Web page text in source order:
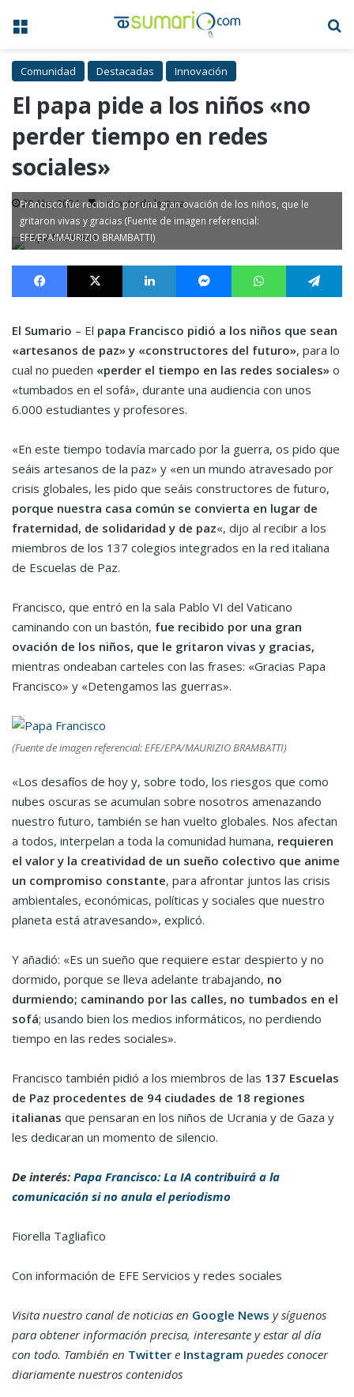
Menú
Comunidad Destacadas Innovación
El papa pide a los niños «no
perder tiempo en redes
sociales»
20 Abr, 2024 1 minuto de lectura
Francisco fue recibido por una gran ovación de los niños, que le
gritaron vivas y gracias (Fuente de imagen referencial:
EFE/EPA/MAURIZIO BRAMBATTI)
Facebook X LinkedIn MessengerWhatsApp
El Sumario – El papa Francisco pidió a los niños que sean
«artesanos de paz» y «constructores del futuro», para lo
cual no pueden «perder el tiempo en las redes sociales» o
«tumbados en el sofá», durante una audiencia con unos
6.000 estudiantes y profesores.
«En este tiempo todavía marcado por la guerra, os pido que
seáis artesanos de la paz» y «en un mundo atravesado por
crisis globales, les pido que seáis constructores de futuro,
porque nuestra casa común se convierta en lugar de
fraternidad, de solidaridad y de paz«, dijo al recibir a los
miembros de los 137 colegios integrados en la red italiana
de Escuelas de Paz.
Francisco, que entró en la sala Pablo VI del Vaticano
caminando con un bastón, fue recibido por una gran
ovación de los niños, que le gritaron vivas y gracias,
mientras ondeaban carteles con las frases: «Gracias Papa
Francisco» y «Detengamos las guerras».
(Fuente de imagen referencial: EFE/EPA/MAURIZIO BRAMBATTI)
«Los desafíos de hoy y, sobre todo, los riesgos que como
nubes oscuras se acumulan sobre nosotros amenazando
nuestro futuro, también se han vuelto globales. Nos afectan
a todos, interpelan a toda la comunidad humana, requieren
el valor y la creatividad de un sueño colectivo que anime
un compromiso constante, para afrontar juntos las crisis
ambientales, económicas, políticas y sociales que nuestro
planeta está atravesando», explicó.
Y añadió: «Es un sueño que requiere estar despierto y no
dormido, porque se lleva adelante trabajando, no
durmiendo; caminando por las calles, no tumbados en el
sofá; usando bien los medios informáticos, no perdiendo
tiempo en las redes sociales».
Francisco también pidió a los miembros de las 137 Escuelas
de Paz procedentes de 94 ciudades de 18 regiones
italianas que pensaran en los niños de Ucrania y de Gaza y
les dedicaran un momento de silencio.
De interés: Papa Francisco: La IA contribuirá a la
comunicación si no anula el periodismo
Fiorella Tagliafico
Con información de EFE Servicios y redes sociales
Visita nuestro canal de noticias en Google News y síguenos
para obtener información precisa, interesante y estar al día
con todo. También en Twitter e Instagram puedes conocer
diariamente nuestros contenidos